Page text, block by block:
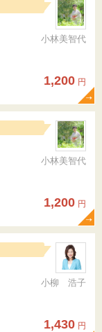
小林美智代
1,200 円
小林美智代
1,200 円
小柳 浩子
1,430 円